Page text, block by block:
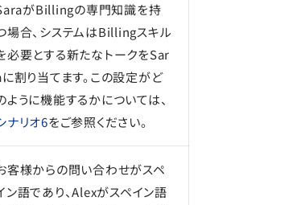
がBillingの専門知識を持
場合、システムはBillingスキル
必要とする新たなトークをSar
割り当てます。この設定がど
ように機能するかについては、
ナリオ6をご参照ください。
客様からの問い合わせがスペ
ン語であり、Alexがスペイン語